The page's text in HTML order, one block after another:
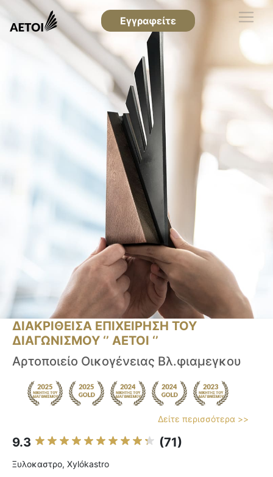
Εγγραφείτε
ΔΙΑΚΡΙΘΕΙΣΑ ΕΠΙΧΕΙΡΗΣΗ ΤΟΥ
ΔΙΑΓΩΝΙΣΜΟΥ ‘’ ΑΕΤΟΙ ‘’
Αρτοποιείο Οικογένειας Βλ.φιαμεγκου
Δείτε περισσότερα >>
9.3 (71)
Ξυλοκαστρο, Xylókastro